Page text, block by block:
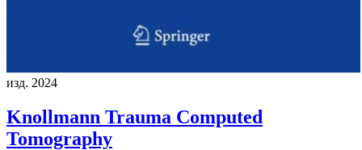
изд. 2024
Knollmann Trauma Computed
Tomography